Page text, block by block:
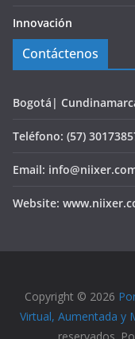
Innovación
Contáctenos
Bogotá|
Teléfono: (57)
Email:
Website:
Copyright © 2026
Virtual, Aumentada y